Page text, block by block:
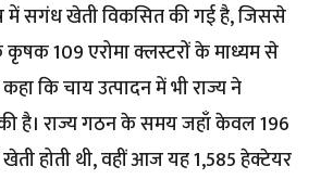
में सगंध खेती विकसित की गई है, जिससे
109 एरोमा क्लस्टरों के माध्यम से
कि चाय उत्पादन में भी राज्य ने
है। राज्य गठन के समय जहाँ केवल 196
होती थी, वहीं आज यह 1,585 हेक्टेयर